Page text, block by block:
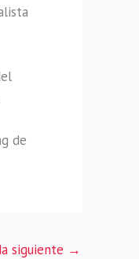
de
siguiente →